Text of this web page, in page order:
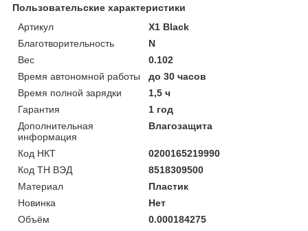
Пользовательские характеристики
Артикул
X1 Black
Благотворительность
N
Вес
0.102
Время автономной работы
до 30 часов
Время полной зарядки
1,5 ч
Гарантия
1 год
Дополнительная
информация
Влагозащита
Код НКТ
0200165219990
Код ТН ВЭД
8518309500
Материал
Пластик
Новинка
Нет
Объём
0.000184275